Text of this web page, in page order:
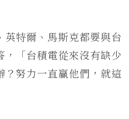
英特爾、馬斯克都要與台
，「台積電從來沒有缺少
？努力一直贏他們，就這